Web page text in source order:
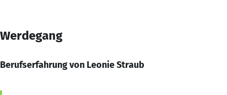
Werdegang
Berufserfahrung von Leonie Straub